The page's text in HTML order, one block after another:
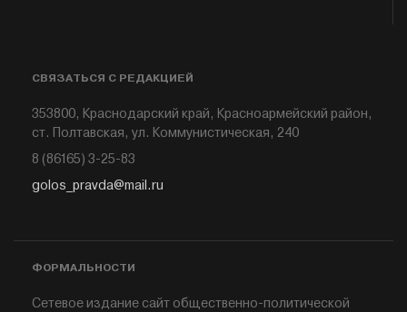
СВЯЗАТЬСЯ С РЕДАКЦИЕЙ
353800, Краснодарский край, Красноармейский район,
ст. Полтавская, ул. Коммунистическая, 240
8 (86165) 3-25-83
golos_pravda@mail.ru
ФОРМАЛЬНОСТИ
Сетевое издание сайт общественно-политической